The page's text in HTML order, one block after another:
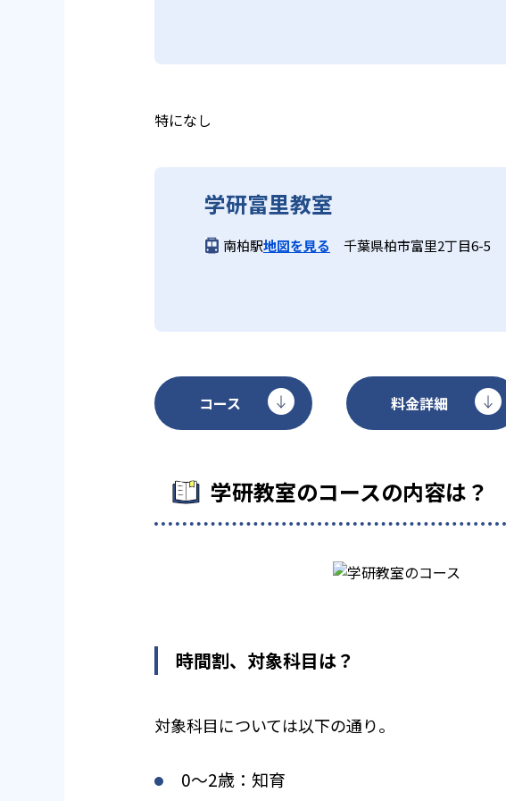
供し、学習の習慣化と学力の定着を図っている
学研教室では、小学生については、1回の学習時
る時間が通常「学年×10分±10分」と考えられて
は、最新の教育情報にも精通しており、学習相
学研教室では、楽しく生き生きと学ぶことも重
学研教室のデメリットとしては、基礎をより重
特になし
学研富里教室
南柏駅地図を見る 千葉県柏市富里2丁目6-5
コース 料金詳細
学研教室のコースの内容は？
時間割、対象科目は？
対象科目については以下の通り。
0〜2歳：知育